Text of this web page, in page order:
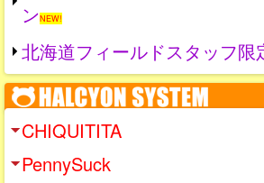
ンNEW!
北海道フィールドスタッフ限
CHIQUITITA
PennySuck